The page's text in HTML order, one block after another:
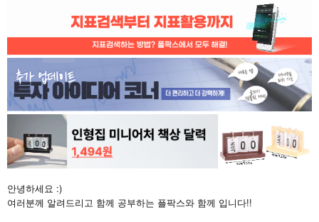
안녕하세요 :)
여러분께 알려드리고 함께 공부하는 플팍스와 함께 입니다!!